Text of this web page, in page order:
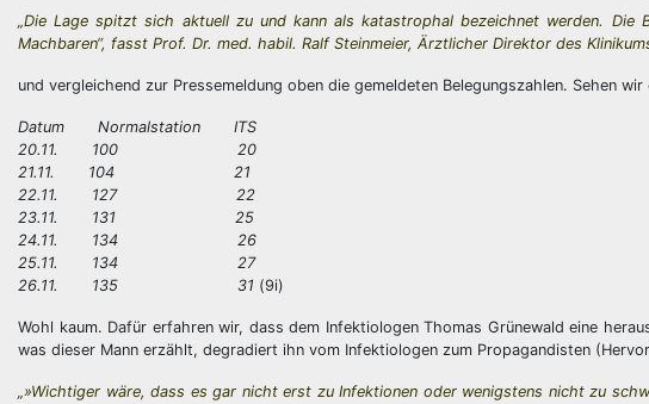
„Die Lage spitzt sich aktuell zu und kann als katastrophal bezeichnet werden. Die
Machbaren“, fasst Prof. Dr. med. habil. Ralf Steinmeier, Ärztlicher Direktor des
und vergleichend zur Pressemeldung oben die gemeldeten Belegungszahlen. Sehen
Datum Normalstation ITS
20.11. 100 20
21.11. 104 21
22.11. 127 22
23.11. 131 25
24.11. 134 26
25.11. 134 27
26.11. 135 31 (9i)
Wohl kaum. Dafür erfahren wir, dass dem Infektiologen Thomas Grünewald eine
was dieser Mann erzählt, degradiert ihn vom Infektiologen zum Propagandisten
„»Wichtiger wäre, dass es gar nicht erst zu Infektionen oder wenigstens nicht zu